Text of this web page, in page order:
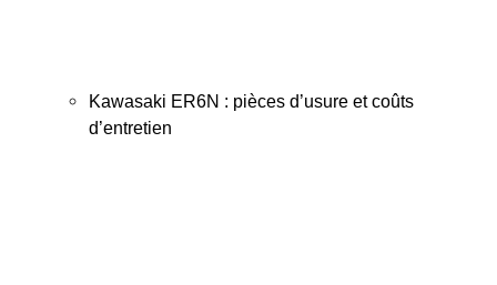
Kawasaki ER6N : pièces d’usure et coûts
d’entretien